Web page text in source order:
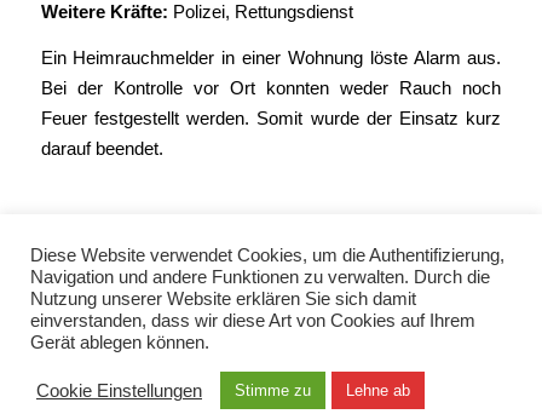
Weitere Kräfte: Polizei, Rettungsdienst
Ein Heimrauchmelder in einer Wohnung löste Alarm aus.
Bei der Kontrolle vor Ort konnten weder Rauch noch
Feuer festgestellt werden. Somit wurde der Einsatz kurz
darauf beendet.
© Copyright 2021 - Freiwillige Feuerwehr Wiesloch -Enfold Theme by Kriesi
Diese Website verwendet Cookies, um die Authentifizierung,
Navigation und andere Funktionen zu verwalten. Durch die
Nutzung unserer Website erklären Sie sich damit
einverstanden, dass wir diese Art von Cookies auf Ihrem
Gerät ablegen können.
Cookie Einstellungen Stimme zu Lehne ab